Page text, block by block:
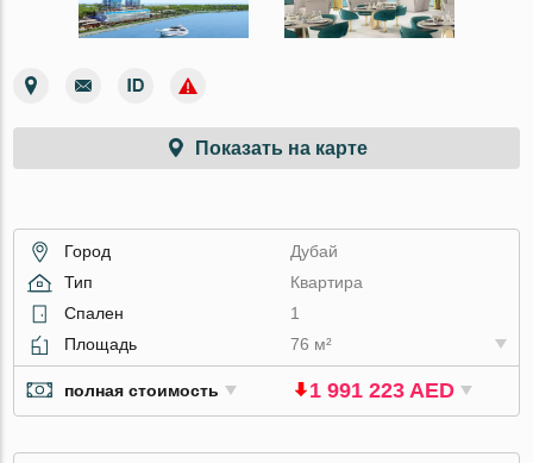
Показать на карте
Город
Дубай
Тип
Квартира
Спален
1
Площадь
76 м²
полная стоимость 1 991 223 AED